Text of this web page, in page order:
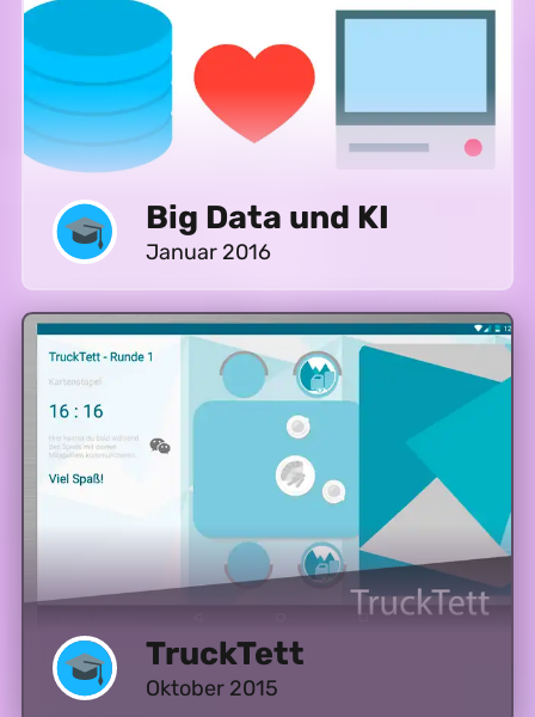
Big Data und KI
Januar 2016
TruckTett
Oktober 2015